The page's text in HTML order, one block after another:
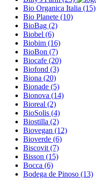
Bio Organica Italia (15)
Bio Planete (10)
BioBag (2)
Biobel (6)
Biobim (16)
BioBon (7)
Biocafe (20)
Biofond (3)
Biona (20)
Bionade (5)
Bionova (14)
Bioreal (2)
BioSolis (4)
Biostilla (2)
Biovegan (12)
Bioverde (6)
Biscovit (7)
Bisson (15)
Bocca (6)
Bodega de Pinoso (13)